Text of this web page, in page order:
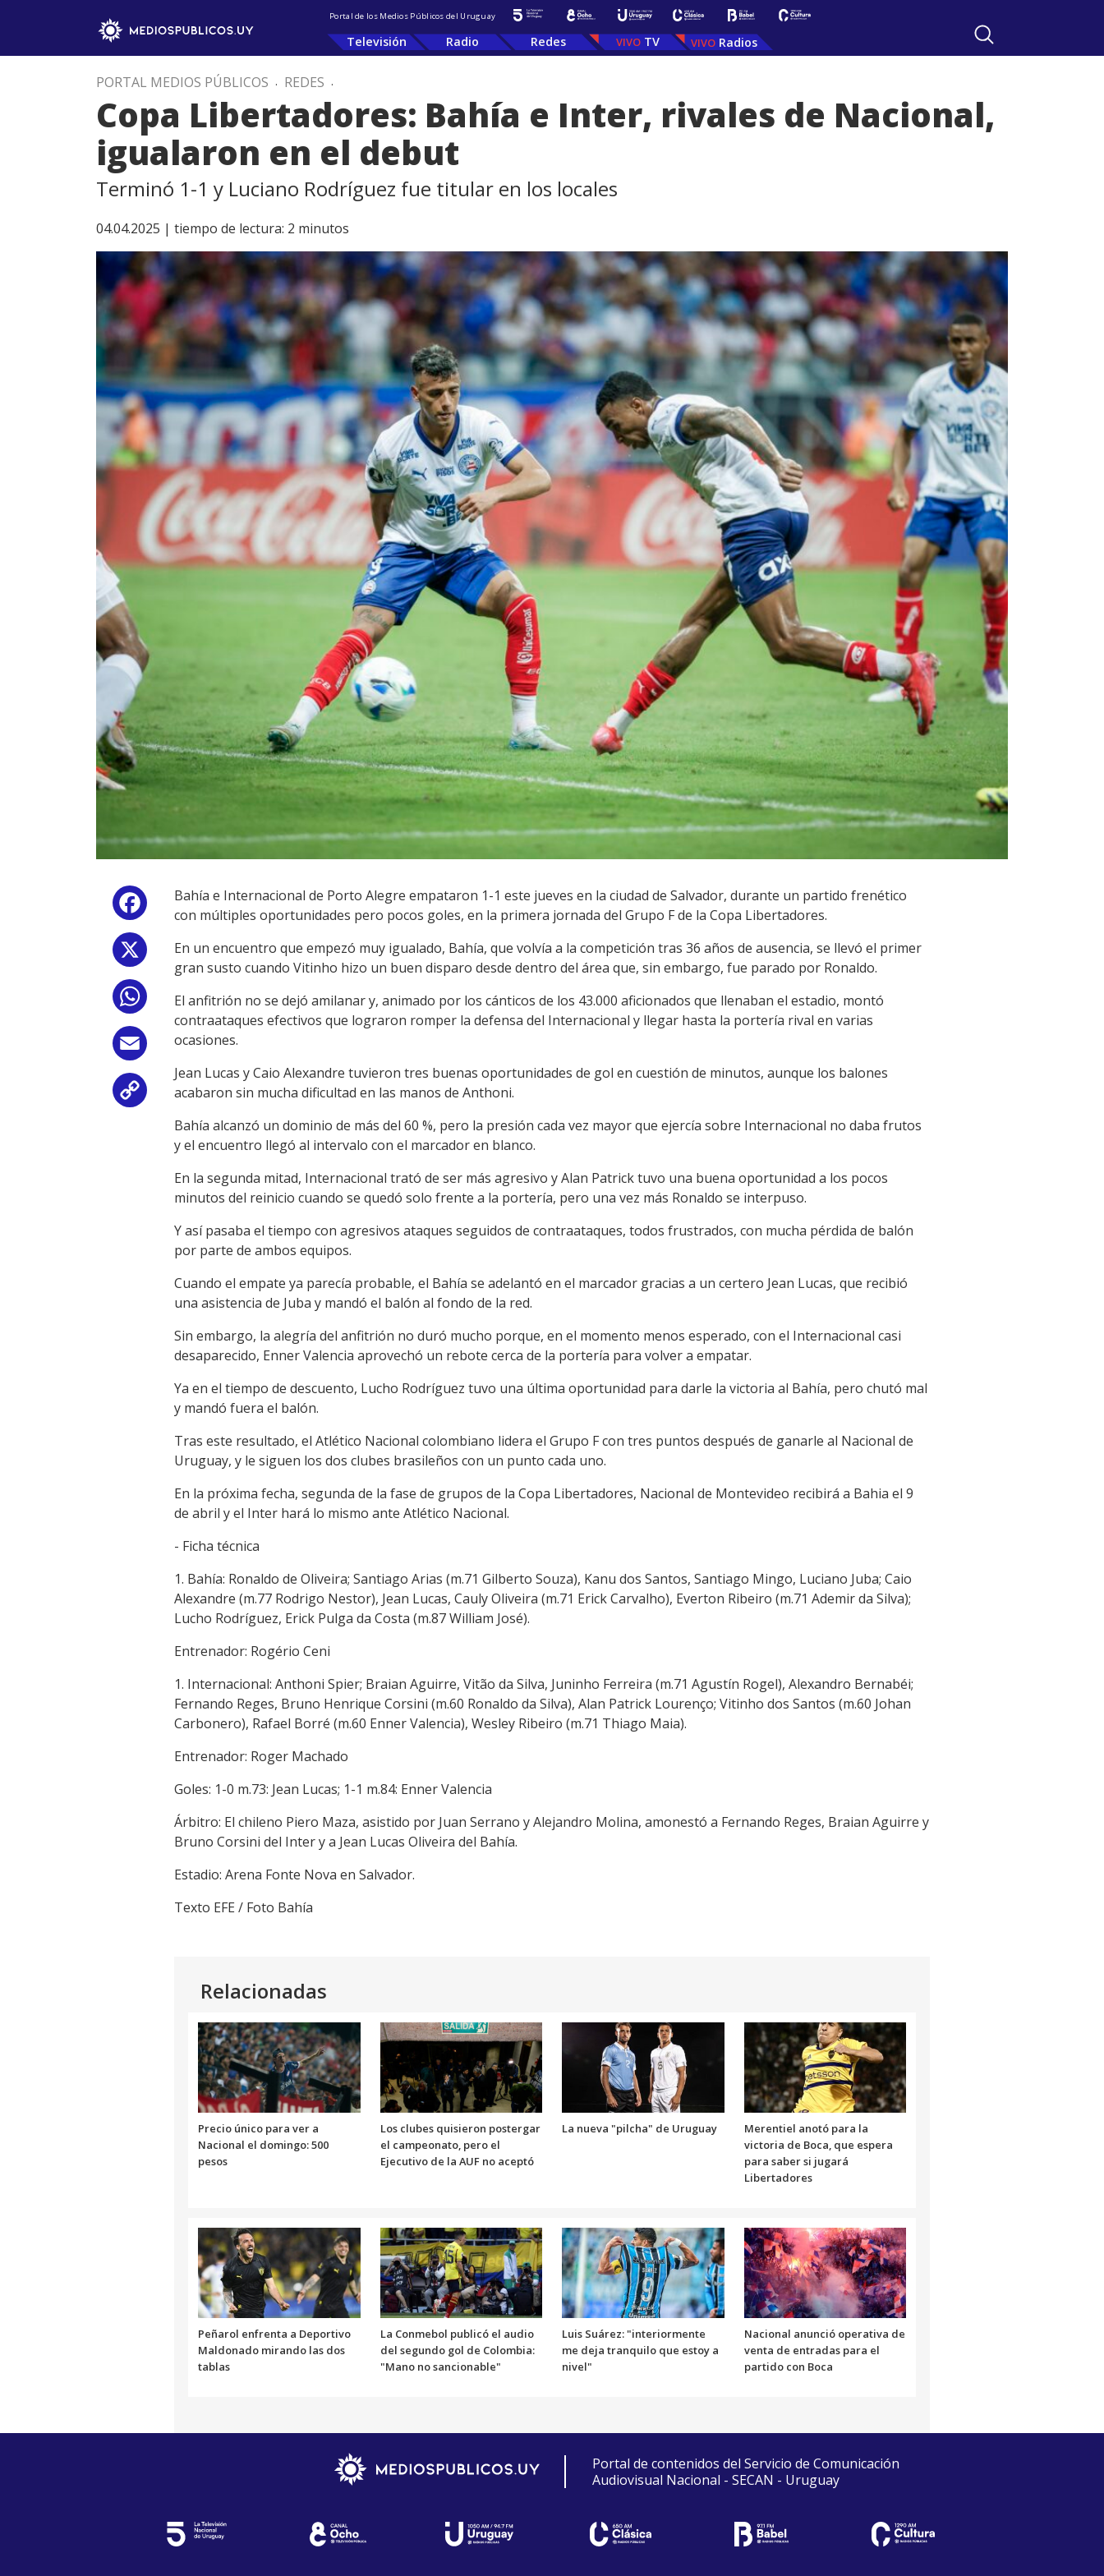
Portal de los Medios Públicos del Uruguay
Televisión Radio Redes TV Radios
PORTAL MEDIOS PÚBLICOS . REDES .
Copa Libertadores: Bahía e Inter, rivales de Nacional,
igualaron en el debut
Terminó 1-1 y Luciano Rodríguez fue titular en los locales
04.04.2025 | tiempo de lectura: 2 minutos
Facebook
WhatsApp
Email
Copy
Link
Bahía e Internacional de Porto Alegre empataron 1-1 este jueves en la ciudad de Salvador, durante un partido frenético
con múltiples oportunidades pero pocos goles, en la primera jornada del Grupo F de la Copa Libertadores.
En un encuentro que empezó muy igualado, Bahía, que volvía a la competición tras 36 años de ausencia, se llevó el primer
gran susto cuando Vitinho hizo un buen disparo desde dentro del área que, sin embargo, fue parado por Ronaldo.
El anfitrión no se dejó amilanar y, animado por los cánticos de los 43.000 aficionados que llenaban el estadio, montó
contraataques efectivos que lograron romper la defensa del Internacional y llegar hasta la portería rival en varias
ocasiones.
Jean Lucas y Caio Alexandre tuvieron tres buenas oportunidades de gol en cuestión de minutos, aunque los balones
acabaron sin mucha dificultad en las manos de Anthoni.
Bahía alcanzó un dominio de más del 60 %, pero la presión cada vez mayor que ejercía sobre Internacional no daba frutos
y el encuentro llegó al intervalo con el marcador en blanco.
En la segunda mitad, Internacional trató de ser más agresivo y Alan Patrick tuvo una buena oportunidad a los pocos
minutos del reinicio cuando se quedó solo frente a la portería, pero una vez más Ronaldo se interpuso.
Y así pasaba el tiempo con agresivos ataques seguidos de contraataques, todos frustrados, con mucha pérdida de balón
por parte de ambos equipos.
Cuando el empate ya parecía probable, el Bahía se adelantó en el marcador gracias a un certero Jean Lucas, que recibió
una asistencia de Juba y mandó el balón al fondo de la red.
Sin embargo, la alegría del anfitrión no duró mucho porque, en el momento menos esperado, con el Internacional casi
desaparecido, Enner Valencia aprovechó un rebote cerca de la portería para volver a empatar.
Ya en el tiempo de descuento, Lucho Rodríguez tuvo una última oportunidad para darle la victoria al Bahía, pero chutó mal
y mandó fuera el balón.
Tras este resultado, el Atlético Nacional colombiano lidera el Grupo F con tres puntos después de ganarle al Nacional de
Uruguay, y le siguen los dos clubes brasileños con un punto cada uno.
En la próxima fecha, segunda de la fase de grupos de la Copa Libertadores, Nacional de Montevideo recibirá a Bahia el 9
de abril y el Inter hará lo mismo ante Atlético Nacional.
- Ficha técnica
1. Bahía: Ronaldo de Oliveira; Santiago Arias (m.71 Gilberto Souza), Kanu dos Santos, Santiago Mingo, Luciano Juba; Caio
Alexandre (m.77 Rodrigo Nestor), Jean Lucas, Cauly Oliveira (m.71 Erick Carvalho), Everton Ribeiro (m.71 Ademir da Silva);
Lucho Rodríguez, Erick Pulga da Costa (m.87 William José).
Entrenador: Rogério Ceni
1. Internacional: Anthoni Spier; Braian Aguirre, Vitão da Silva, Juninho Ferreira (m.71 Agustín Rogel), Alexandro Bernabéi;
Fernando Reges, Bruno Henrique Corsini (m.60 Ronaldo da Silva), Alan Patrick Lourenço; Vitinho dos Santos (m.60 Johan
Carbonero), Rafael Borré (m.60 Enner Valencia), Wesley Ribeiro (m.71 Thiago Maia).
Entrenador: Roger Machado
Goles: 1-0 m.73: Jean Lucas; 1-1 m.84: Enner Valencia
Árbitro: El chileno Piero Maza, asistido por Juan Serrano y Alejandro Molina, amonestó a Fernando Reges, Braian Aguirre y
Bruno Corsini del Inter y a Jean Lucas Oliveira del Bahía.
Estadio: Arena Fonte Nova en Salvador.
Texto EFE / Foto Bahía
Relacionadas
Precio único para ver a
Nacional el domingo: 500
pesos
Los clubes quisieron postergar
el campeonato, pero el
Ejecutivo de la AUF no aceptó
La nueva "pilcha" de Uruguay
Merentiel anotó para la
victoria de Boca, que espera
para saber si jugará
Libertadores
Peñarol enfrenta a Deportivo
Maldonado mirando las dos
tablas
La Conmebol publicó el audio
del segundo gol de Colombia:
"Mano no sancionable"
Luis Suárez: "interiormente
me deja tranquilo que estoy a
nivel"
Nacional anunció operativa de
venta de entradas para el
partido con Boca
Portal de contenidos del Servicio de Comunicación
Audiovisual Nacional - SECAN - Uruguay